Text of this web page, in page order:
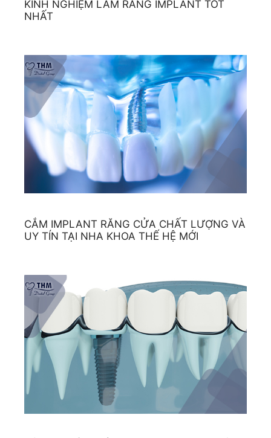
KINH NGHIỆM LÀM RĂNG IMPLANT TỐT
NHẤT
CẮM IMPLANT RĂNG CỬA CHẤT LƯỢNG VÀ
UY TÍN TẠI NHA KHOA THẾ HỆ MỚI